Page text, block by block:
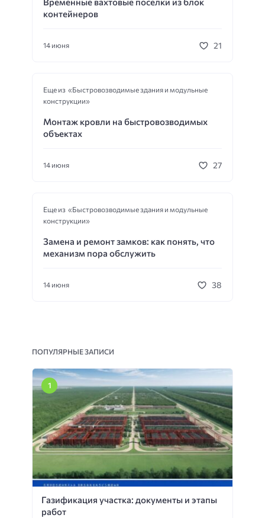
контейнеров
14 июня 21
Еще из «Быстровозводимые здания и модульные
конструкции»
Монтаж кровли на быстровозводимых
объектах
14 июня 27
Еще из «Быстровозводимые здания и модульные
конструкции»
Замена и ремонт замков: как понять, что
механизм пора обслужить
14 июня 38
ПОПУЛЯРНЫЕ ЗАПИСИ
Газификация участка: документы и этапы
работ